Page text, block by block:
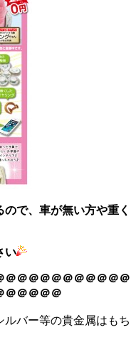
で、車が無い方や重く
い
＠＠＠＠＠＠＠＠＠＠＠
＠＠＠＠＠
バー等の貴金属はもち